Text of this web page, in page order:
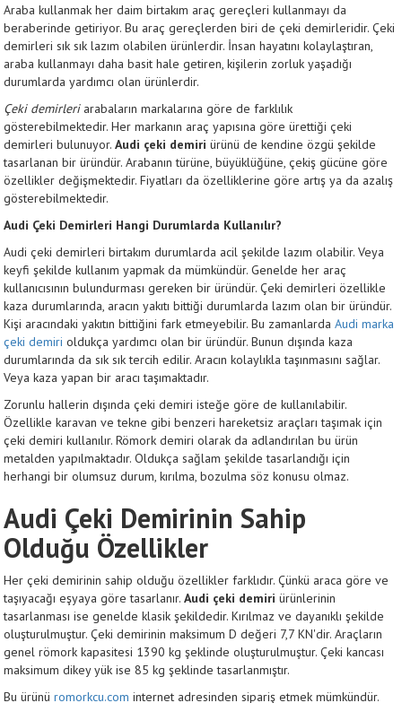
Araba kullanmak her daim birtakım araç gereçleri kullanmayı da
beraberinde getiriyor. Bu araç gereçlerden biri de çeki demirleridir. Çeki
demirleri sık sık lazım olabilen ürünlerdir. İnsan hayatını kolaylaştıran,
araba kullanmayı daha basit hale getiren, kişilerin zorluk yaşadığı
durumlarda yardımcı olan ürünlerdir.
Çeki demirleriarabaların markalarına göre de farklılık
gösterebilmektedir. Her markanın araç yapısına göre ürettiği çeki
demirleri bulunuyor.Audi çeki demiriürünü de kendine özgü şekilde
tasarlanan bir üründür. Arabanın türüne, büyüklüğüne, çekiş gücüne göre
özellikler değişmektedir. Fiyatları da özelliklerine göre artış ya da azalış
gösterebilmektedir.
Audi Çeki Demirleri Hangi Durumlarda Kullanılır?
Audi çeki demirleri birtakım durumlarda acil şekilde lazım olabilir. Veya
keyfi şekilde kullanım yapmak da mümkündür. Genelde her araç
kullanıcısının bulundurması gereken bir üründür. Çeki demirleri özellikle
kaza durumlarında, aracın yakıtı bittiği durumlarda lazım olan bir üründür.
Kişi aracındaki yakıtın bittiğini fark etmeyebilir. Bu zamanlardaAudi marka
çeki demiri oldukça yardımcı olan bir üründür. Bunun dışında kaza
durumlarında da sık sık tercih edilir. Aracın kolaylıkla taşınmasını sağlar.
Veya kaza yapan bir aracı taşımaktadır.
Zorunlu hallerin dışında çeki demiri isteğe göre de kullanılabilir.
Özellikle karavan ve tekne gibi benzeri hareketsiz araçları taşımak için
çeki demiri kullanılır. Römork demiri olarak da adlandırılan bu ürün
metalden yapılmaktadır. Oldukça sağlam şekilde tasarlandığı için
herhangi bir olumsuz durum, kırılma, bozulma söz konusu olmaz.
Audi Çeki Demirinin Sahip
Olduğu Özellikler
Her çeki demirinin sahip olduğu özellikler farklıdır. Çünkü araca göre ve
taşıyacağı eşyaya göre tasarlanır.Audi çeki demiriürünlerinin
tasarlanması ise genelde klasik şekildedir. Kırılmaz ve dayanıklı şekilde
oluşturulmuştur. Çeki demirinin maksimum D değeri 7,7 KN'dir. Araçların
genel römork kapasitesi 1390 kg şeklinde oluşturulmuştur. Çeki kancası
maksimum dikey yük ise 85 kg şeklinde tasarlanmıştır.
Bu ürünüromorkcu.com internet adresinden sipariş etmek mümkündür.